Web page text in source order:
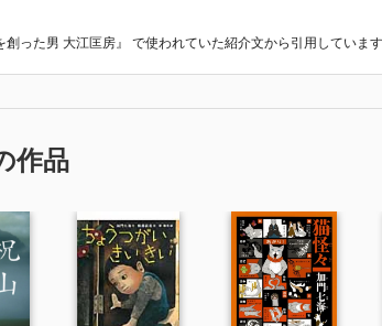
創った男 大江匡房』 で使われていた紹介文から引用しています
作品